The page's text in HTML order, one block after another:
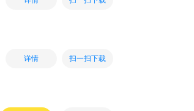
详情 扫一扫下载